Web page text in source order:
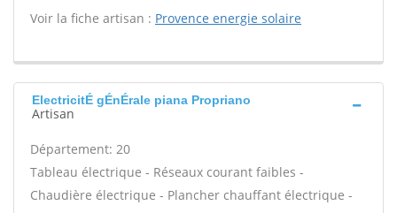
Voir la fiche artisan : Provence energie solaire
ElectricitÉ gÉnÉrale piana Propriano
Artisan
Département: 20
Tableau électrique - Réseaux courant faibles -
Chaudière électrique - Plancher chauffant électrique -